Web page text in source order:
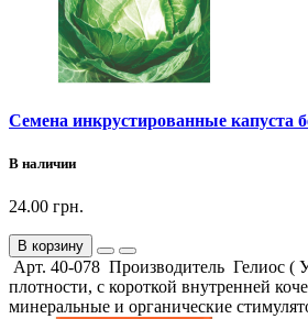
Семена инкрустированные капуста
В наличии
24.00 грн.
В корзину
Арт. 40-078 Производитель Гелиос (
плотности, с короткой внутренней
минеральные и органические